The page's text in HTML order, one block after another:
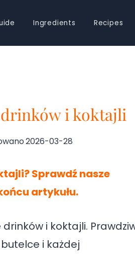
Ingredients Recipes
i koktajli
2026-03-28
Sprawdź nasze
artykułu.
i koktajli.
i każdej